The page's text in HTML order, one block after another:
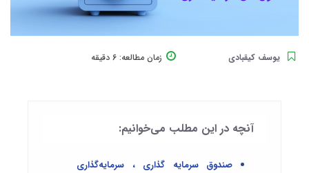
یوسف کیقبادی زمان مطالعه: 6 دقیقه
آنچه در این مطلب می‌خوانیم:
صندوق سرمایه گذاری ، سرمایه‌گذاری